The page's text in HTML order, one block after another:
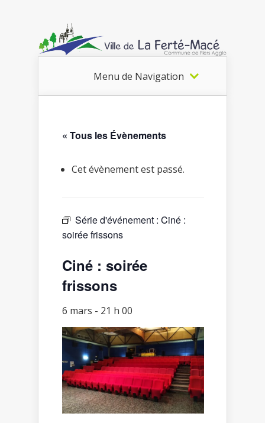
Menu de Navigation
« Tous les Évènements
Cet évènement est passé.
Série d'événement : Ciné :
soirée frissons
Ciné : soirée
frissons
6 mars - 21 h 00